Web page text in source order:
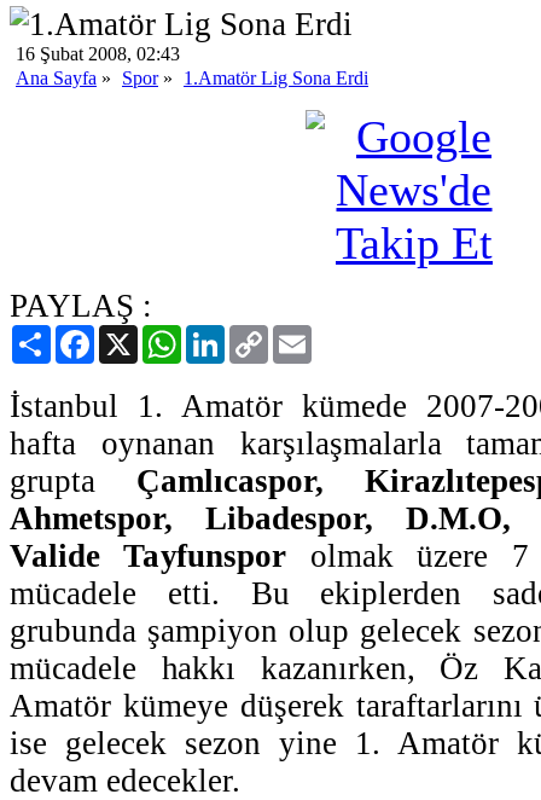
16 Şubat 2008, 02:43
Ana Sayfa » Spor» 1.Amatör Lig Sona Erdi
PAYLAŞ :
PaylaşFacebook
X WhatsAppLinkedIn
Copy
Link
İstanbul 1. Amatör kümede 2007-
hafta oynanan karşılaşmalarla
grupta Çamlıcaspor,
Ahmetspor, Libadespor, D.M.O,
Valide Tayfunspor olmak üzere 7
mücadele etti. Bu ekiplerden
grubunda şampiyon olup gelecek
mücadele hakkı kazanırken, Öz
Amatör kümeye düşerek
ise gelecek sezon yine 1. Amatör
devam edecekler.